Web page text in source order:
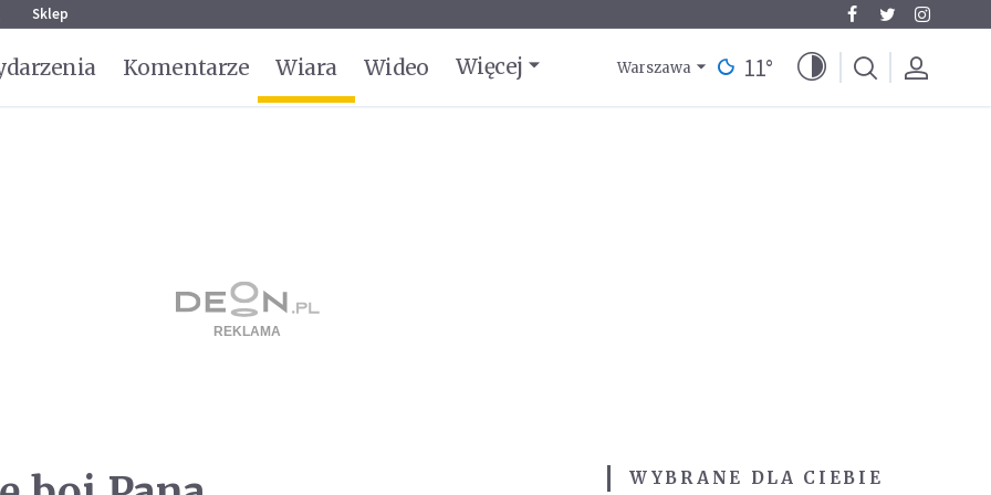
Sklep
Komentarze Wiara Wideo Więcej Warszawa 11°
WYBRANE DLA CIEBIE